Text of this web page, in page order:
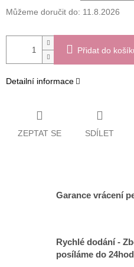
Můžeme doručit do: 11.8.2026
Přidat do
Detailní informace
ZEPTAT SE SDÍLET
Garance vrácení
Rychlé dodání -
posíláme do